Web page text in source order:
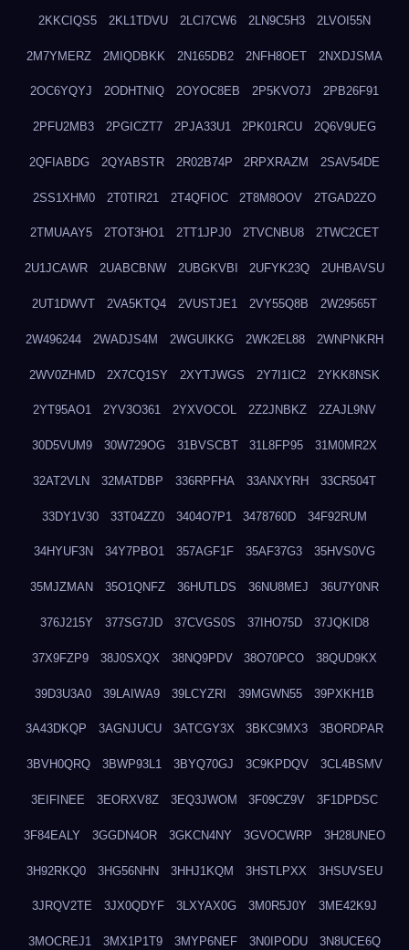
2KKCIQS5 2KL1TDVU 2LCI7CW6 2LN9C5H3 2LVOI55N
2M7YMERZ 2MIQDBKK 2N165DB2 2NFH8OET 2NXDJSMA
2OC6YQYJ 2ODHTNIQ 2OYOC8EB 2P5KVO7J 2PB26F91
2PFU2MB3 2PGICZT7 2PJA33U1 2PK01RCU 2Q6V9UEG
2QFIABDG 2QYABSTR 2R02B74P 2RPXRAZM 2SAV54DE
2SS1XHM0 2T0TIR21 2T4QFIOC 2T8M8OOV 2TGAD2ZO
2TMUAAY5 2TOT3HO1 2TT1JPJ0 2TVCNBU8 2TWC2CET
2U1JCAWR 2UABCBNW 2UBGKVBI 2UFYK23Q 2UHBAVSU
2UT1DWVT 2VA5KTQ4 2VUSTJE1 2VY55Q8B 2W29565T
2W496244 2WADJS4M 2WGUIKKG 2WK2EL88 2WNPNKRH
2WV0ZHMD 2X7CQ1SY 2XYTJWGS 2Y7I1IC2 2YKK8NSK
2YT95AO1 2YV3O361 2YXVOCOL 2Z2JNBKZ 2ZAJL9NV
30D5VUM9 30W729OG 31BVSCBT 31L8FP95 31M0MR2X
32AT2VLN 32MATDBP 336RPFHA 33ANXYRH 33CR504T
33DY1V30 33T04ZZ0 3404O7P1 3478760D 34F92RUM
34HYUF3N 34Y7PBO1 357AGF1F 35AF37G3 35HVS0VG
35MJZMAN 35O1QNFZ 36HUTLDS 36NU8MEJ 36U7Y0NR
376J215Y 377SG7JD 37CVGS0S 37IHO75D 37JQKID8
37X9FZP9 38J0SXQX 38NQ9PDV 38O70PCO 38QUD9KX
39D3U3A0 39LAIWA9 39LCYZRI 39MGWN55 39PXKH1B
3A43DKQP 3AGNJUCU 3ATCGY3X 3BKC9MX3 3BORDPAR
3BVH0QRQ 3BWP93L1 3BYQ70GJ 3C9KPDQV 3CL4BSMV
3EIFINEE 3EORXV8Z 3EQ3JWOM 3F09CZ9V 3F1DPDSC
3F84EALY 3GGDN4OR 3GKCN4NY 3GVOCWRP 3H28UNEO
3H92RKQ0 3HG56NHN 3HHJ1KQM 3HSTLPXX 3HSUVSEU
3JRQV2TE 3JX0QDYF 3LXYAX0G 3M0R5J0Y 3ME42K9J
3MOCREJ1 3MX1P1T9 3MYP6NEF 3N0IPODU 3N8UCE6Q